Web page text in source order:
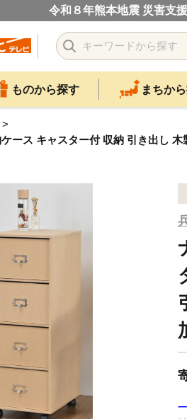
令和８年熊本地震 災害支
ものから探す まちか
ース キャスター付 収納 引き出し